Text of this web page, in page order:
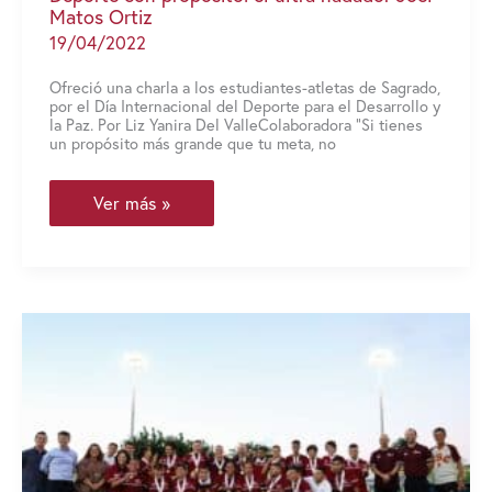
Matos Ortiz
19/04/2022
Ofreció una charla a los estudiantes-atletas de Sagrado,
por el Día Internacional del Deporte para el Desarrollo y
la Paz. Por Liz Yanira Del ValleColaboradora “Si tienes
un propósito más grande que tu meta, no
Deporte
con
Ver más »